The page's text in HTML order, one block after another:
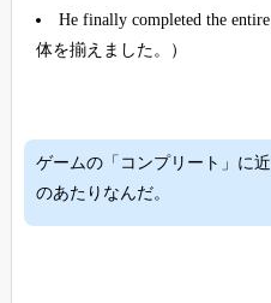
He finally completed the
体を揃えました。）
ゲームの「コンプリート」に
のあたりなんだ。